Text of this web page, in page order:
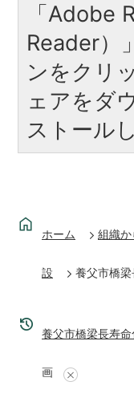
「Adobe
Reader）
ンをクリ
ェアをダ
ストール
ホーム 組織か
設 養父市橋
養父市橋梁長寿
画